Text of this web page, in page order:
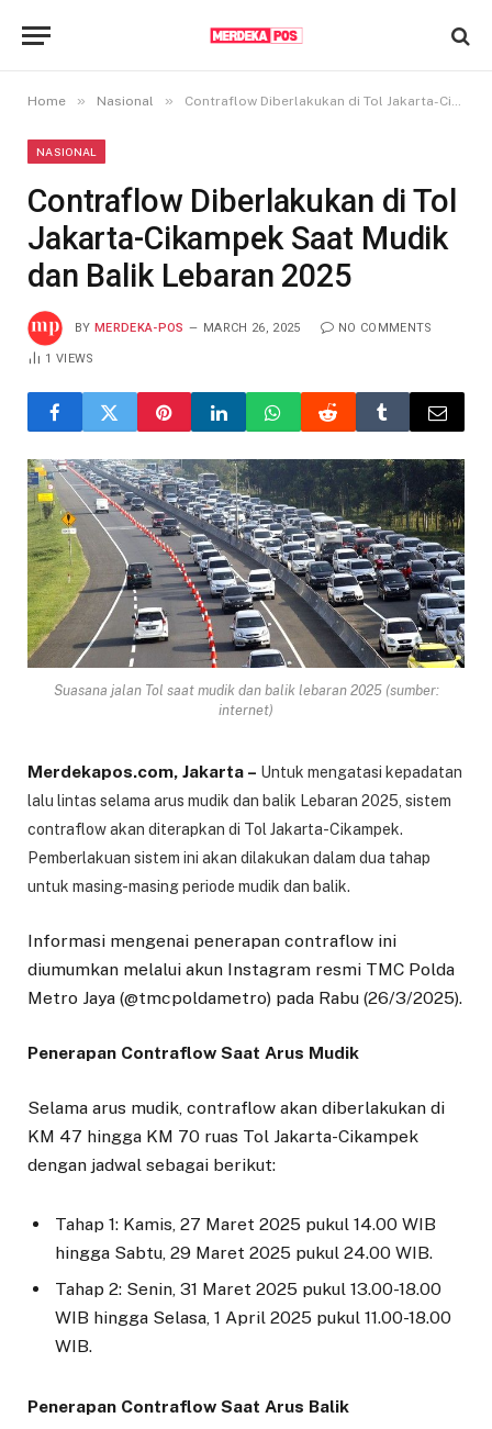
Home » Nasional » Contraflow Diberlakukan di Tol Jakarta-Cikampek Saat Mudik dan Balik Lebaran 2025
NASIONAL
Contraflow Diberlakukan di Tol
Jakarta-Cikampek Saat Mudik
dan Balik Lebaran 2025
BY MERDEKA-POS MARCH 26, 2025 NO COMMENTS
1VIEWS
Suasana jalan Tol saat mudik dan balik lebaran 2025 (sumber:
internet)
Merdekapos.com, Jakarta – Untuk mengatasi kepadatan
lalu lintas selama arus mudik dan balik Lebaran 2025, sistem
contraflow akan diterapkan di Tol Jakarta-Cikampek.
Pemberlakuan sistem ini akan dilakukan dalam dua tahap
untuk masing-masing periode mudik dan balik.
Informasi mengenai penerapan contraflow ini
diumumkan melalui akun Instagram resmi TMC Polda
Metro Jaya (@tmcpoldametro) pada Rabu (26/3/2025).
Penerapan Contraflow Saat Arus Mudik
Selama arus mudik, contraflow akan diberlakukan di
KM 47 hingga KM 70 ruas Tol Jakarta-Cikampek
dengan jadwal sebagai berikut:
Tahap 1: Kamis, 27 Maret 2025 pukul 14.00 WIB
hingga Sabtu, 29 Maret 2025 pukul 24.00 WIB.
Tahap 2: Senin, 31 Maret 2025 pukul 13.00-18.00
WIB hingga Selasa, 1 April 2025 pukul 11.00-18.00
WIB.
Penerapan Contraflow Saat Arus Balik